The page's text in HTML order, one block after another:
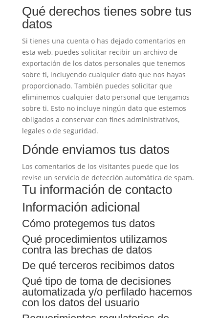
Qué derechos tienes sobre tus
datos
Si tienes una cuenta o has dejado comentarios en
esta web, puedes solicitar recibir un archivo de
exportación de los datos personales que tenemos
sobre ti, incluyendo cualquier dato que nos hayas
proporcionado. También puedes solicitar que
eliminemos cualquier dato personal que tengamos
sobre ti. Esto no incluye ningún dato que estemos
obligados a conservar con fines administrativos,
legales o de seguridad.
Dónde enviamos tus datos
Los comentarios de los visitantes puede que los
revise un servicio de detección automática de spam.
Tu información de contacto
Información adicional
Cómo protegemos tus datos
Qué procedimientos utilizamos
contra las brechas de datos
De qué terceros recibimos datos
Qué tipo de toma de decisiones
automatizada y/o perfilado hacemos
con los datos del usuario